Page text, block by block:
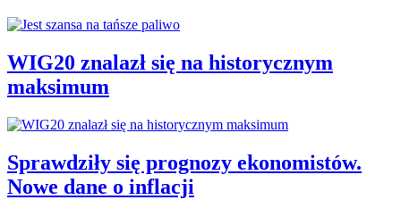
WIG20 znalazł się na historycznym
maksimum
Sprawdziły się prognozy ekonomistów.
Nowe dane o inflacji